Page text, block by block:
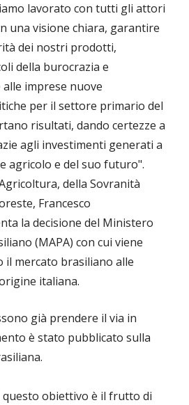
lavorato con tutti gli attori
una visione chiara, garantire
dei nostri prodotti,
della burocrazia e
imprese nuove
per il settore primario del
risultati, dando certezze a
agli investimenti generati a
agricolo e del suo futuro".
della Sovranità
Francesco
la decisione del Ministero
(MAPA) con cui viene
il mercato brasiliano alle
italiana.
già prendere il via in
è stato pubblicato sulla
questo obiettivo è il frutto di